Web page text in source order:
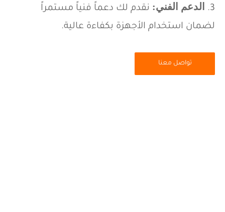
الدعم الفني: نقدم لك دعماً فنياً مستمراً
لضمان استخدام الأجهزة بكفاءة عالية.
تواصل معنا